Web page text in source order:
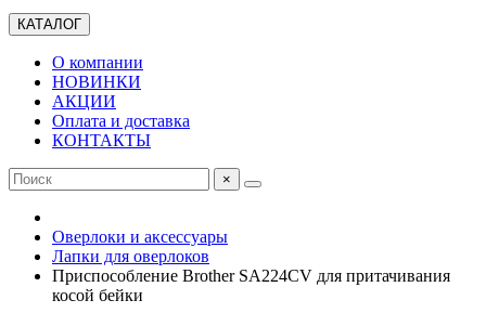
КАТАЛОГ
О компании
НОВИНКИ
АКЦИИ
Оплата и доставка
КОНТАКТЫ
×
Оверлоки и аксессуары
Лапки для оверлоков
Приспособление Brother SA224CV для притачивания
косой бейки